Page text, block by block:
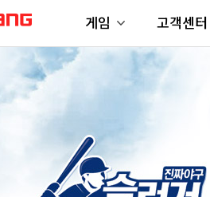
게임 고객센터